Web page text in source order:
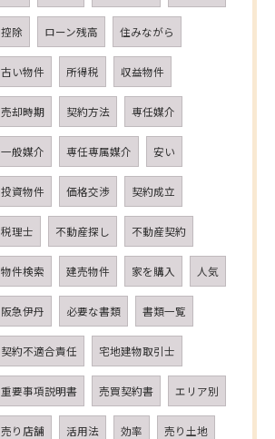
控除 ローン残高 住みながら
古い物件 所得税 収益物件
売却時期 契約方法 専任媒介
一般媒介 専任専属媒介 安い
投資物件 価格交渉 契約成立
税理士 不動産探し 不動産契約
物件検索 建売物件 家を購入 人気
阪急伊丹 必要な書類 書類一覧
契約不適合責任 宅地建物取引士
重要事項説明書 売買契約書 エリア別
売り店舗 活用法 効率 売り土地